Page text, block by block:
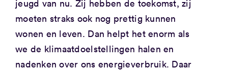
jeugd van nu. Zij hebben de toekomst, zij
moeten straks ook nog prettig kunnen
wonen en leven. Dan helpt het enorm als
we de klimaatdoelstellingen halen en
nadenken over ons energieverbruik. Daar